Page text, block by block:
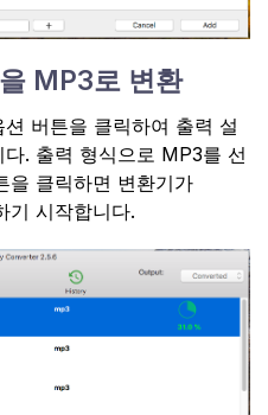
MP3로 변환
버튼을 클릭하여 출력 설
. 출력 형식으로 MP3를 선
을 클릭하면 변환기가
기 시작합니다.